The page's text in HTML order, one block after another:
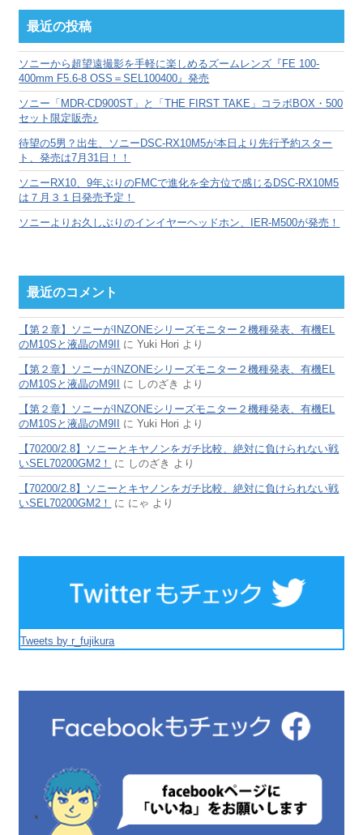
ー
カ
ブ
最近の投稿
ソニーから超望遠撮影を手軽に楽しめるズームレンズ『FE 100-
400mm F5.6-8 OSS＝SEL100400』発売
ソニー「MDR-CD900ST」と「THE FIRST TAKE」コラボBOX・500
セット限定販売♪
待望の5男？出生、ソニーDSC-RX10M5が本日より先行予約スター
ト、発売は7月31日！！
ソニーRX10、9年ぶりのFMCで進化を全方位で感じるDSC-RX10M5
は７月３１日発売予定！
ソニーよりお久しぶりのインイヤーヘッドホン、IER-M500が発売！
最近のコメント
【第２章】ソニーがINZONEシリーズモニター２機種発表、有機EL
のM10Sと液晶のM9II
にYuki Hori より
【第２章】ソニーがINZONEシリーズモニター２機種発表、有機EL
のM10Sと液晶のM9II
に しのざき より
【第２章】ソニーがINZONEシリーズモニター２機種発表、有機EL
のM10Sと液晶のM9II
にYuki Hori より
【70200/2.8】ソニーとキヤノンをガチ比較、絶対に負けられない戦
いSEL70200GM2！
に しのざき より
【70200/2.8】ソニーとキヤノンをガチ比較、絶対に負けられない戦
いSEL70200GM2！
に にゃ より
Tweets by r_fujikura